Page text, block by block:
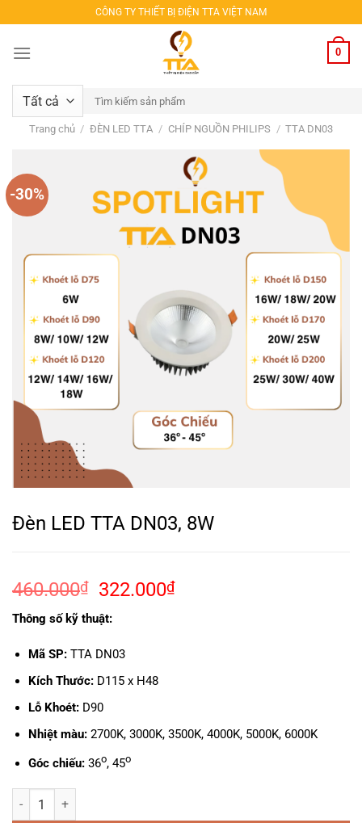
qua
nội
CÔNG TY THIẾT BỊ ĐIỆN TTA VIỆT NAM
0
Tìm
kiếm:
Trang chủ / ĐÈN LED TTA / CHÍP NGUỒN PHILIPS / TTA DN03
-30%
Đèn LED TTA DN03, 8W
460.000₫
Giá
gốc
là:
460.000₫.
322.000₫Giá
Thông số kỹ thuật:
Mã SP:TTA DN03
Kích Thước:D115 x H48
Lỗ Khoét:D90
Nhiệt màu:2700K, 3000K, 3500K, 4000K, 5000K, 6000K
Góc chiếu:36o, 45o
Đèn LED TTA DN03, 8W số lượng